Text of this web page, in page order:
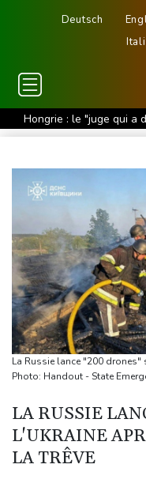
Deutsch
Hongrie : le "juge qui a
Magyar pour devenir
quatre nages
Angleterre: le milieu
Tour de France: la
abandonne avant la 8e
Violences sexuelles
sur les défaillances
A Kiev, dernier adieu à
morts
Euro d'athlétisme:
Violences sexuelles sur
les défaillances des
Le Sénat américain
La Russie lance "200
Photo: Handout - State
LA RUSSIE
L'UKRAINE
LA TRÊVE